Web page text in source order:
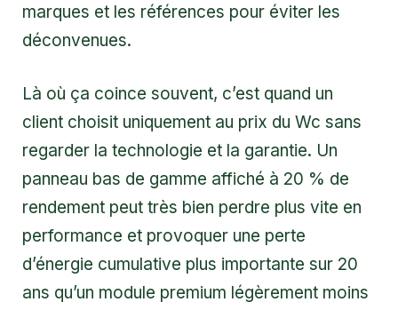
marques et les références pour éviter les
déconvenues.
Là où ça coince souvent, c’est quand un
client choisit uniquement au prix du Wc sans
regarder la technologie et la garantie. Un
panneau bas de gamme affiché à 20 % de
rendement peut très bien perdre plus vite en
performance et provoquer une perte
d’énergie cumulative plus importante sur 20
ans qu’un module premium légèrement moins